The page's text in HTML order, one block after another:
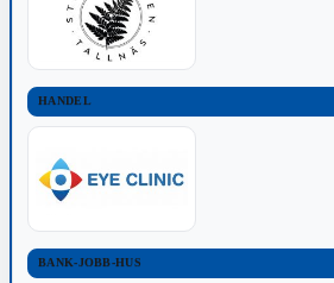
HANDEL
BANK-JOBB-HUS